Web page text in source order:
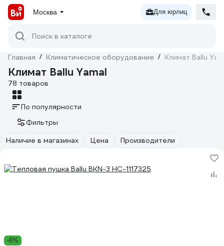
Москва Для юрлиц
Поиск в каталоге
Главная / Климатическое оборудование / Климат Ballu
Климат Ballu Yamal
78 товаров
По популярности
Фильтры
Наличие в магазинах
Цена Производители
-6%